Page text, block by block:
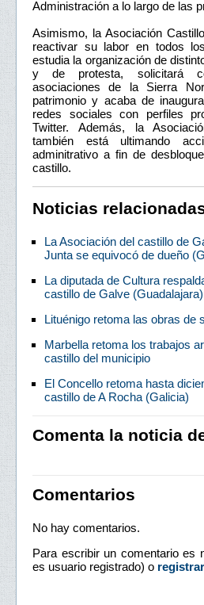
Administración a lo largo de las
Asimismo, la Asociación
reactivar su labor en todos
estudia la organización de
y de protesta, solicitará
asociaciones de la Sierra
patrimonio y acaba de
redes sociales con perfiles
Twitter. Además, la
también está ultimando
adminitrativo a fin de
castillo.
Noticias
La Asociación del castillo de
Junta se equivocó de dueño
La diputada de Cultura
castillo de Galve (Guadalajara)
Lituénigo retoma las obras de
Marbella retoma los trabajos
castillo del municipio
El Concello retoma hasta
castillo de A Rocha (Galicia)
Comenta la noticia
Comentarios
No hay comentarios.
Para escribir un comentario es
es usuario registrado) o